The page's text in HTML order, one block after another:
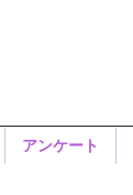
アンケート